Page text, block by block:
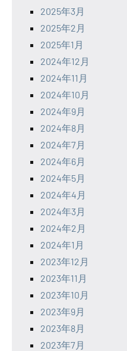
2025年3月
2025年2月
2025年1月
2024年12月
2024年11月
2024年10月
2024年9月
2024年8月
2024年7月
2024年6月
2024年5月
2024年4月
2024年3月
2024年2月
2024年1月
2023年12月
2023年11月
2023年10月
2023年9月
2023年8月
2023年7月